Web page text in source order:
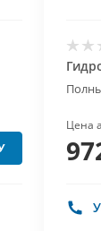
Цена